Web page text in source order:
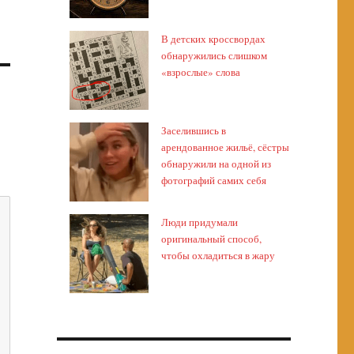
В детских кроссвордах
обнаружились слишком
«взрослые» слова
Заселившись в
арендованное жильё, сёстры
обнаружили на одной из
фотографий самих себя
Люди придумали
оригинальный способ,
чтобы охладиться в жару